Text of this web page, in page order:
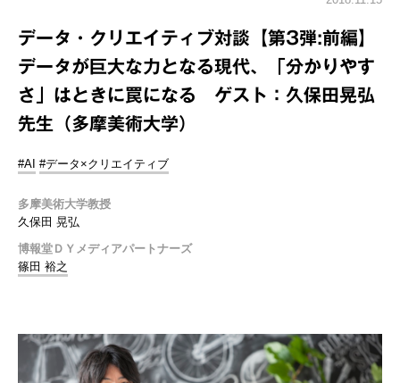
データ・クリエイティブ対談【第3弾:前編】
データが巨大な力となる現代、「分かりやす
さ」はときに罠になる ゲスト：久保田晃弘
先生（多摩美術大学）
#AI #データ×クリエイティブ
多摩美術大学教授
久保田 晃弘
博報堂ＤＹメディアパートナーズ
篠田 裕之